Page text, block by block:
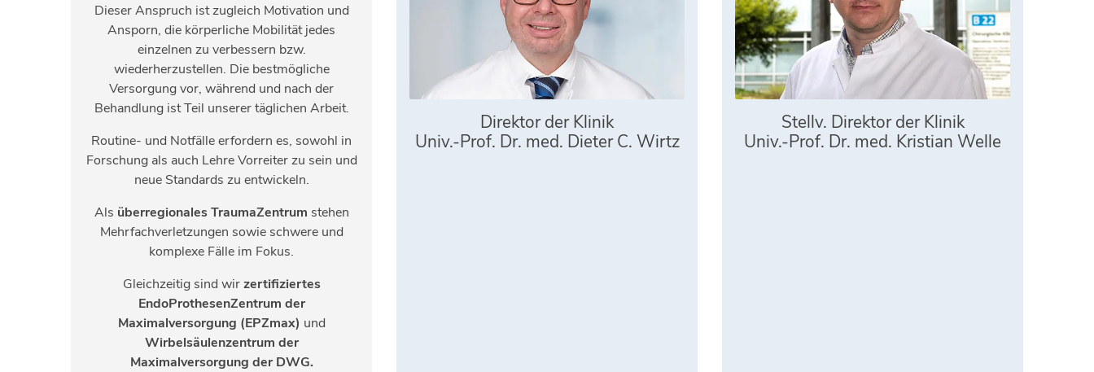
Dieser Anspruch ist zugleich Motivation und
Ansporn, die körperliche Mobilität jedes
einzelnen zu verbessern bzw.
wiederherzustellen. Die bestmögliche
Versorgung vor, während und nach der
Behandlung ist Teil unserer täglichen Arbeit.
Routine- und Notfälle erfordern es, sowohl in
Forschung als auch Lehre Vorreiter zu sein und
neue Standards zu entwickeln.
Als überregionales TraumaZentrum stehen
Mehrfachverletzungen sowie schwere und
komplexe Fälle im Fokus.
Gleichzeitig sind wirzertifiziertes
EndoProthesenZentrum der
Maximalversorgung (EPZmax) und
Wirbelsäulenzentrum der
Maximalversorgung der DWG.
Direktor der Klinik
Univ.-Prof. Dr. med. Dieter C. Wirtz
Stellv. Direktor der Klinik
Univ.-Prof. Dr. med. Kristian Welle